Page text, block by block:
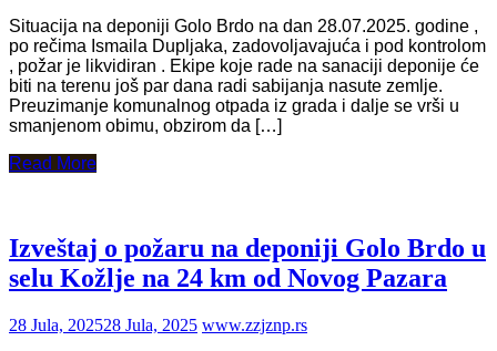
Situacija na deponiji Golo Brdo na dan 28.07.2025. godine ,
po rečima Ismaila Dupljaka, zadovoljavajuća i pod kontrolom
, požar je likvidiran . Ekipe koje rade na sanaciji deponije će
biti na terenu još par dana radi sabijanja nasute zemlje.
Preuzimanje komunalnog otpada iz grada i dalje se vrši u
smanjenom obimu, obzirom da […]
Read More
Izveštaj o požaru na deponiji Golo Brdo u
selu Kožlje na 24 km od Novog Pazara
28 Jula, 202528 Jula, 2025 www.zzjznp.rs